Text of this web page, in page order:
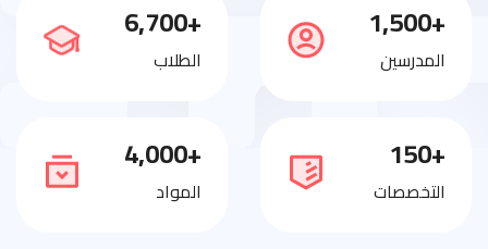
+1,500
المدرسين
+6,700
الطلاب
+150
التخصصات
+4,000
المواد